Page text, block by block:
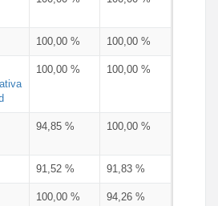
100,00 % 100,00 %
100,00 % 100,00 %
94,85 % 100,00 %
91,52 % 91,83 %
100,00 % 94,26 %